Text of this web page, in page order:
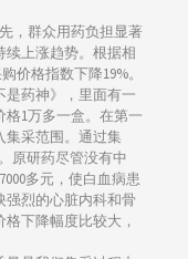
，群众用药负担显著
续上涨趋势。根据相
价格指数下降19%。
是药神》，里面有一
1万多一盒。在第一
集采范围。通过集
原研药尽管没有中
多元，使白血病患
强烈的心脏内科和骨
下降幅度比较大，